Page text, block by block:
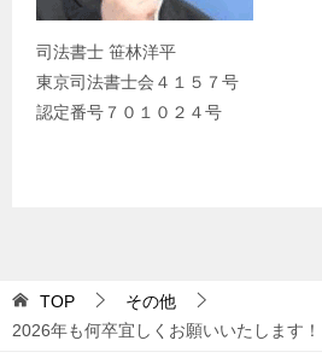
司法書士 笹林洋平
東京司法書士会４１５７号
認定番号７０１０２４号
TOP
その他
2026年も何卒宜しくお願いいたします！